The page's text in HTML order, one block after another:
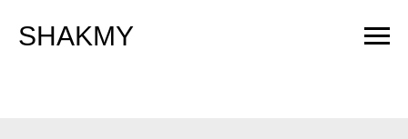
SHAKMY